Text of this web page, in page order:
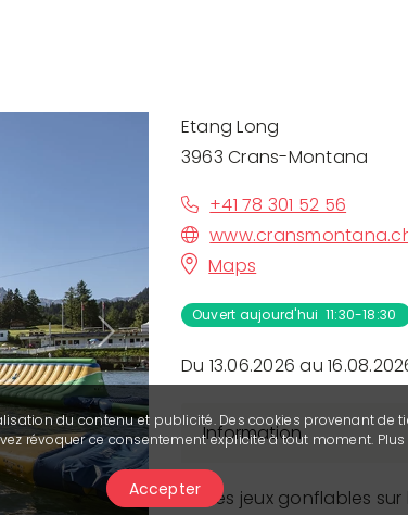
Next
Etang Long
3963 Crans-Montana
+41 78 301 52 56
Maps
Ouvert aujourd'hui 11:30-18:30
Du 13.06.2026 au
Information
Des jeux gonflables
du contenu et publicité. Des cookies provenant de
révoquer ce consentement explicite à tout moment.
Accepter